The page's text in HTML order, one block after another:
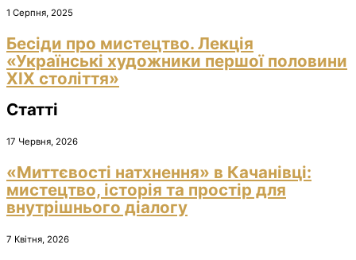
1 Серпня, 2025
Бесіди про мистецтво. Лекція
«Українські художники першої половини
ХІХ століття»
Статті
17 Червня, 2026
«Миттєвості натхнення» в Качанівці:
мистецтво, історія та простір для
внутрішнього діалогу
7 Квітня, 2026